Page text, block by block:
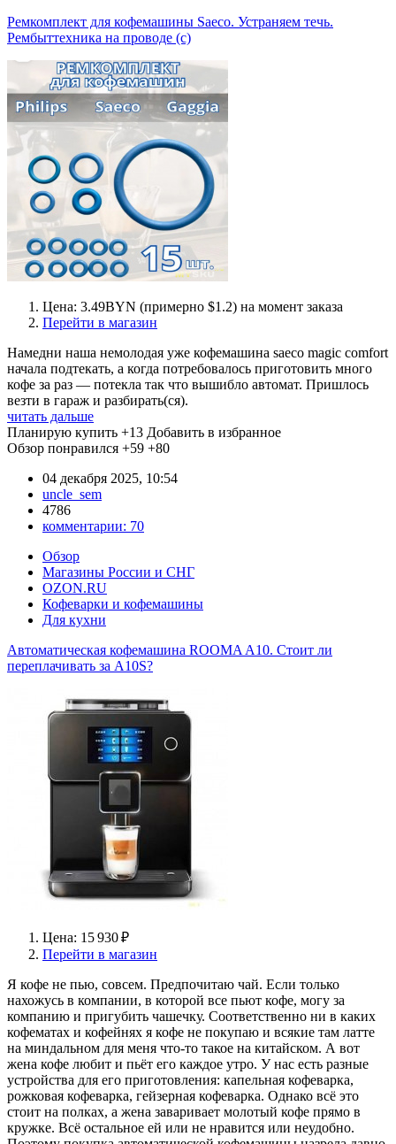
Ремкомплект для кофемашины Saeco. Устраняем течь.
Рембыттехника на проводе (c)
Цена: 3.49BYN (примерно $1.2) на момент заказа
Перейти в магазин
Намедни наша немолодая уже кофемашина saeco magic comfort
начала подтекать, а когда потребовалось приготовить много
кофе за раз — потекла так что вышибло автомат. Пришлось
везти в гараж и разбирать(ся).
читать дальше
Планирую купить +13 Добавить в избранное
Обзор понравился +59 +80
04 декабря 2025, 10:54
uncle_sem
4786
комментарии: 70
Обзор
Магазины России и СНГ
OZON.RU
Кофеварки и кофемашины
Для кухни
Автоматическая кофемашина ROOMA A10. Стоит ли
переплачивать за A10S?
Цена: 15 930 ₽
Перейти в магазин
Я кофе не пью, совсем. Предпочитаю чай. Если только
нахожусь в компании, в которой все пьют кофе, могу за
компанию и пригубить чашечку. Соответственно ни в каких
кофематах и кофейнях я кофе не покупаю и всякие там латте
на миндальном для меня что-то такое на китайском. А вот
жена кофе любит и пьёт его каждое утро. У нас есть разные
устройства для его приготовления: капельная кофеварка,
рожковая кофеварка, гейзерная кофеварка. Однако всё это
стоит на полках, а жена заваривает молотый кофе прямо в
кружке. Всё остальное ей или не нравится или неудобно.